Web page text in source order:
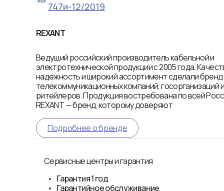
747и-12/2019
REXANT
Ведущий российский производитель кабельной и
электротехнической продукции с 2005 года.
надежность и широкий ассортимент сделали
телекоммуникационных компаний, госорганизаций и
ритейлеров. Продукция востребована по всей
REXANT — бренд, которому доверяют
Подробнее о бренде
Сервисные центры и гарантия
Гарантия1 год
Гарантийное обслуживание